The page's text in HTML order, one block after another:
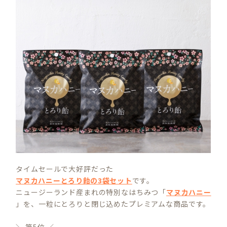
タイムセールで大好評だった
マヌカハニーとろり飴の3袋セットです。
ニュージーランド産まれの特別なはちみつ「マヌカハニー
」を、一粒にとろりと閉じ込めたプレミアムな商品です。